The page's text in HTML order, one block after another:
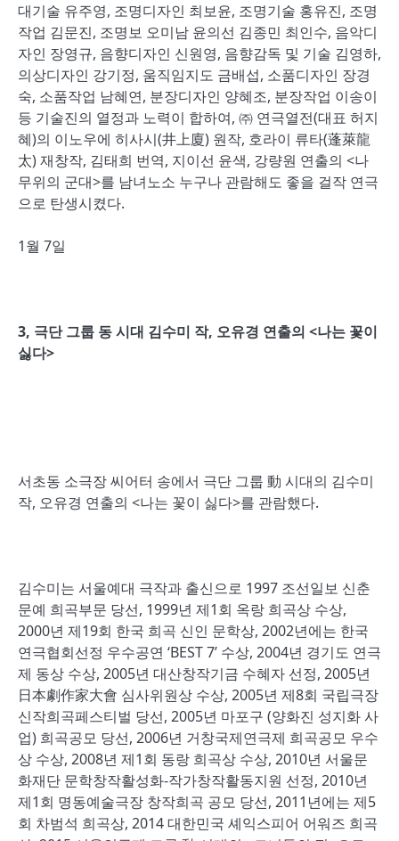
대기술 유주영, 조명디자인 최보윤, 조명기술 홍유진, 조명
작업 김문진, 조명보 오미남 윤의선 김종민 최인수, 음악디
자인 장영규, 음향디자인 신원영, 음향감독 및 기술 김영하,
의상디자인 강기정, 움직임지도 금배섭, 소품디자인 장경
숙, 소품작업 남혜연, 분장디자인 양혜조, 분장작업 이송이
등 기술진의 열정과 노력이 합하여, ㈜ 연극열전(대표 허지
혜)의 이노우에 히사시(井上廈) 원작, 호라이 류타(蓬萊龍
太) 재창작, 김태희 번역, 지이선 윤색, 강량원 연출의 <나
무위의 군대>를 남녀노소 누구나 관람해도 좋을 걸작 연극
으로 탄생시켰다.
1월 7일
3, 극단 그룹 동 시대 김수미 작, 오유경 연출의 <나는 꽃이
싫다>
서초동 소극장 씨어터 송에서 극단 그룹 動 시대의 김수미
작, 오유경 연출의 <나는 꽃이 싫다>를 관람했다.
김수미는 서울예대 극작과 출신으로 1997 조선일보 신춘
문예 희곡부문 당선, 1999년 제1회 옥랑 희곡상 수상,
2000년 제19회 한국 희곡 신인 문학상, 2002년에는 한국
연극협회선정 우수공연 ‘BEST 7’ 수상, 2004년 경기도 연극
제 동상 수상, 2005년 대산창작기금 수혜자 선정, 2005년
日本劇作家大會 심사위원상 수상, 2005년 제8회 국립극장
신작희곡페스티벌 당선, 2005년 마포구 (양화진 성지화 사
업) 희곡공모 당선, 2006년 거창국제연극제 희곡공모 우수
상 수상, 2008년 제1회 동랑 희곡상 수상, 2010년 서울문
화재단 문학창작활성화-작가창작활동지원 선정, 2010년
제1회 명동예술극장 창작희곡 공모 당선, 2011년에는 제5
회 차범석 희곡상, 2014 대한민국 셰익스피어 어워즈 희곡